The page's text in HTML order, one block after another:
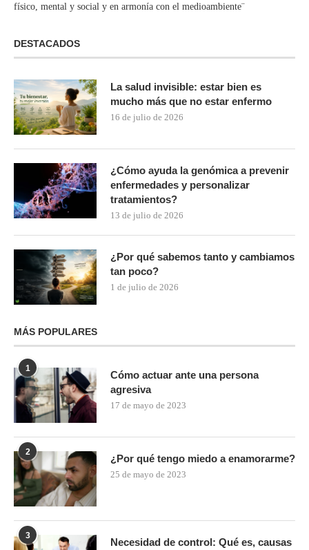
físico, mental y social y en armonía con el medioambiente¨
DESTACADOS
La salud invisible: estar bien es
mucho más que no estar enfermo
16 de julio de 2026
¿Cómo ayuda la genómica a prevenir
enfermedades y personalizar
tratamientos?
13 de julio de 2026
¿Por qué sabemos tanto y cambiamos
tan poco?
1 de julio de 2026
MÁS POPULARES
1
Cómo actuar ante una persona
agresiva
17 de mayo de 2023
2
¿Por qué tengo miedo a enamorarme?
25 de mayo de 2023
3
Necesidad de control: Qué es, causas